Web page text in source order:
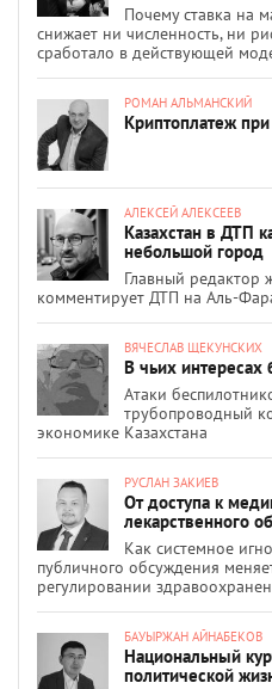
Почему ставка на
снижает ни численность, ни
сработало в действующей
РОМАН АЛЬМАНСКИЙ
Криптоплатеж
АЛЕКСЕЙ АЛЕКСЕЕВ
Казахстан в ДТП
небольшой город
Главный редактор
комментирует ДТП на Аль-
ВЯЧЕСЛАВ ЩЕКУНСКИХ
В чьих
Атаки
трубопроводный
экономике Казахстана
РУСЛАН ЗАКИЕВ
От доступа к
лекарственного
Как системное
публичного обсуждения
регулировании
БАУЫРЖАН АЙНАБЕКОВ
Национальный
политической